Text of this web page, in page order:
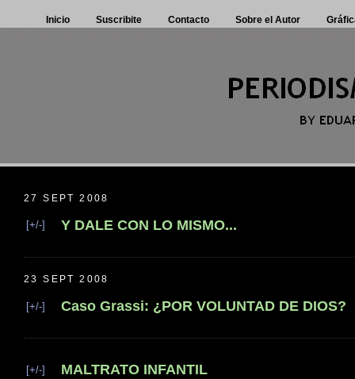
Inicio Suscribite Contacto Sobre el Autor
27 SEPT 2008
[+/-] Y DALE CON LO MISMO...
23 SEPT 2008
[+/-] Caso Grassi: ¿POR VOLUNTAD DE DIOS?
[+/-] MALTRATO INFANTIL